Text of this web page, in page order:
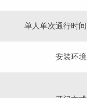
单人单次通行时间
安装环境